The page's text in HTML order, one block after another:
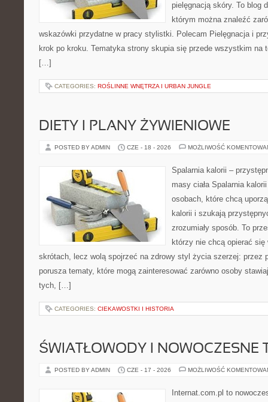
pielęgnacją skóry. To blog
którym można znaleźć
wskazówki przydatne w pracy stylistki. Polecam Pielęgnacja i
krok po kroku. Tematyka strony skupia się przede wszystkim na
[…]
CATEGORIES: ROŚLINNE WNĘTRZA I URBAN JUNGLE
DIETY I PLANY ŻYWIENIOWE
POSTED BY ADMIN CZE - 18 - 2026 MOŻLIWOŚĆ
Spalarnia kalorii –
masy ciała Spalarnia
osobach, które chcą
kalorii i szukają
zrozumiały sposób. To
którzy nie chcą opierać się
skrótach, lecz wolą spojrzeć na zdrowy styl życia szerzej: przez
porusza tematy, które mogą zainteresować zarówno osoby
tych, […]
CATEGORIES: CIEKAWOSTKI I HISTORIA
ŚWIATŁOWODY I NOWOCZESNE
POSTED BY ADMIN CZE - 17 - 2026 MOŻLIWOŚĆ
Internat.com.pl to